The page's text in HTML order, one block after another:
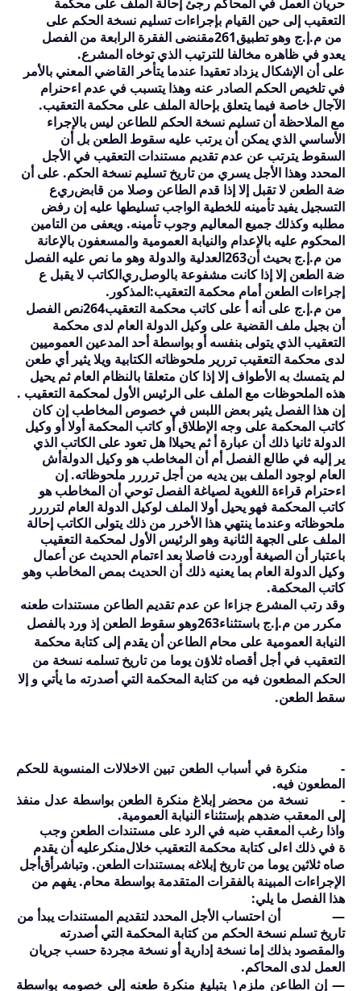
حريان العمل في المحاكم رجئ إحالة الملف على محكمة
التعقيب إلى حين القيام بإجراءات تسليم نسخة الحكم على
مقنضى الفقرة الرابعة من الفصل261من م.إ.ج وهو تطبيق
يعدو في ظاهره مخالفا للترتيب الذي توخاه المشرع.
على أن الإشكال يزداد تعقيدا عندما يتأخر القاضي المعني بالأمر
في تلخيص الحكم الصادر عنه وهذا يتسبب في عدم اءحنرام
الآجال خاصة فيما يتعلق بإحالة الملف على محكمة التعقيب.
مع الملاحظة أن تسليم نسخة الحكم للطاعن ليس بالإجراء
الأساسي الذي يمكن أن يرتب عليه سقوط الطعن بل أن
السقوط يترتب عن عدم تقديم مستندات التعقيب في الأجل
المحدد وهذا الأجل يسري من تاريخ تسليم نسخة الحكم. على أن
عريضة الطعن لا تقبل إلا إذا قدم الطاعن وصلا من قابض
التسجيل يفيد تأمينه للخطية الواجب تسليطها عليه إن رفض
مطلبه وكذلك جميع المعاليم وجوب تأمينه. ويعفى من التامين
المحكوم عليه بالإعدام والنيابة العمومية والمسعفون بالإعانة
العدلية والدولة وهو ما نص عليه الفصل263من م.إ.ج بحيث أن
الكاتب لا يقبل عريضة الطعن إلا إذا كانت مشفوعة بالوصل
المذكور.إجراءات الطعن أمام محكمة التعقيب:
نص الفصل264من م.إ.ج على أنه أ على كاتب محكمة التعقيب
أن بجيل ملف القضية على وكيل الدولة العام لدى محكمة
التعقيب الذي يتولى بنفسه أو بواسطة أحد المدعين العموميين
لدى محكمة التعقيب تررير ملحوظاته الكتابية ويلا يثير أي طعن
لم يتمسك به الأطواف إلا إذا كان متعلقا بالنظام العام ثم يحيل
هذه الملحوظات مع الملف على الرئيس الأول لمحكمة التعقيب .
إن هذا الفصل يثير بعض اللبس في خصوص المخاطب إن كان
كاتب المحكمة على وجه الإطلاق أو كاتب المحكمة أولا أو وكيل
الدولة ثانيا ذلك أن عبارة أ ثم يحيلاا هل تعود على الكاتب الذي
أشير إليه في طالع الفصل أم أن المخاطب هو وكيل الدولة
العام لوجود الملف بين يديه من أجل ترررر ملحوظاته. إن
اءحترام قراءة اللغوية لصياغة الفصل توحي أن المخاطب هو
كاتب المحكمة فهو يحيل أولا الملف لوكيل الدولة العام لترررر
ملحوظاته وعندما ينتهي هذا الأخرر من ذلك يتولى الكاتب إحالة
الملف على الجهة الثانية وهو الرئيس الأول لمحكمة التعقيب
باعتبار أن الصيغة أوردت فاصلا بعد اءتمام الحديث عن أعمال
وكيل الدولة العام بما يعنيه ذلك أن الحديث بمص المخاطب وهو
كاتب المحكمة.
وقد رتب المشرع جزاءا عن عدم تقديم الطاعن مستندات طعنه
وهو سقوط الطعن إذ ورد بالفصل263مكرر من م.إ.ج باستثناء
النيابة العمومية على محام الطاعن أن يقدم إلى كتابة محكمة
التعقيب في أجل أقصاه ثلاؤن يوما من تاريخ تسلمه نسخة من
الحكم المطعون فيه من كتابة المحكمة التي أصدرته ما يأتي و إلا
سقط الطعن.
- منكرة في أسباب الطعن تبين الاخلالات المنسوبة للحكم
المطعون فيه.
-
نسخة من محضر إبلاغ منكرة الطعن بواسطة عدل منفذ
إلى المعقب ضدهم بإستثناء النيابة العمومية.
واذا رغب المعقب ضبه في الرد على مستندات الطعن وجب
عليه أن يقدممنكرة في ذلك اءلى كتابة محكمة التعقيب خلال
أجلأقصاه ثلاثين يوما من تاريخ إبلاغه بمستندات الطعن. وتباشر
الإجراءات المبينة بالفقرات المتقدمة بواسطة محام. يفهم من
هذا الفصل ما يلي:
—
أن احتساب الأجل المحدد لتقديم المستندات يبدأ من
تاريخ تسلم نسخة الحكم من كتابة المحكمة التي أصدرته
والمقصود بذلك إما نسخة إدارية أو نسخة مجردة حسب جريان
العمل لدى المحاكم.
— إن الطاعن ملزم١ بتبليغ منكرة طعنه إلى خصومه بواسطة